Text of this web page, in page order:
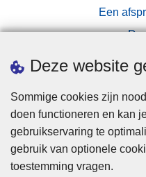
Deze website
Sommige cookies zijn
doen functioneren en kan
gebruikservaring te
gebruik van optionele
toestemming vragen.
Een